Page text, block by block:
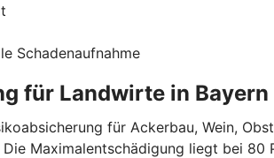
Schadenaufnahme
für Landwirte in Bayern
für Ackerbau, Wein,
Maximalentschädigung liegt bei 80